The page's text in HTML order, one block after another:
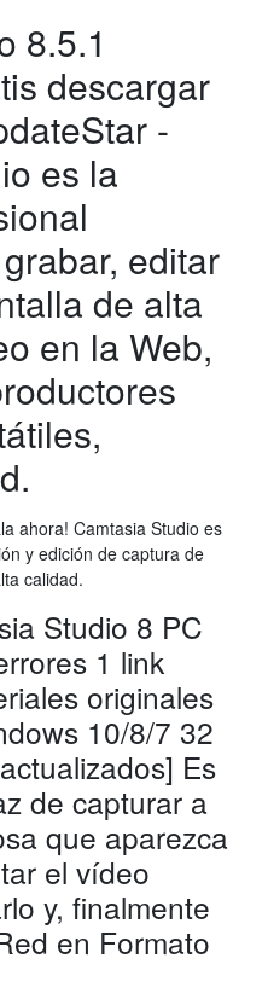
8.5.1
descargar
-
es la
editar
de alta
en la Web,
ahora! Camtasia Studio es
y edición de captura de
calidad.
Studio 8 PC
1 link
originales
10/8/7 32
Es
de capturar a
que aparezca
el vídeo
y, finalmente
en Formato